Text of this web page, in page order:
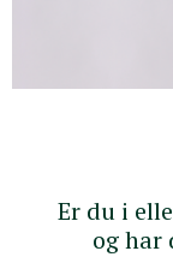
Er du i
og har